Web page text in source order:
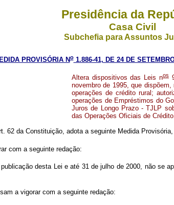
Presidência da
Casa Civil
Subchefia para Assuntos
PROVISÓRIA No1.886-41, DE 24 DE
Altera dispositivos das Leis nos
novembro de 1995, que
operações de crédito rural;
operações de Empréstimos do
Juros de Longo Prazo - TJLP
das Operações Oficiais de Crédito.
62 da Constituição, adota a seguinte Medida
com a seguinte redação:
desta Lei e até 31 de julho de 2000, não se
a vigorar com a seguinte redação: